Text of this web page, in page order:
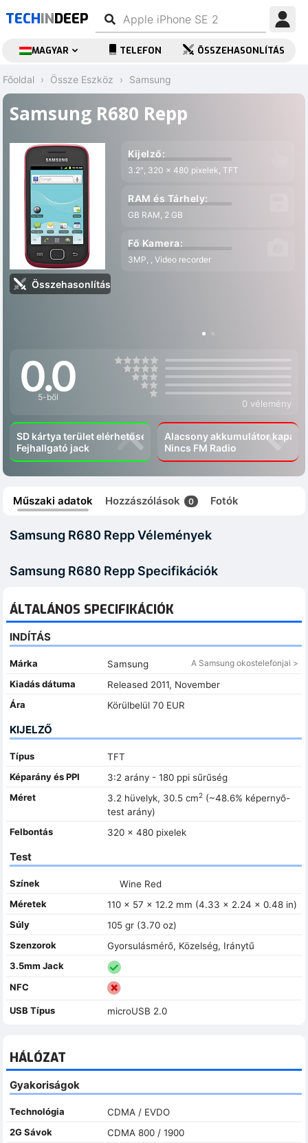
TECHINDEEP
MAGYAR TELEFON ÖSSZEHASONLÍTÁS
Főoldal Össze Eszköz Samsung
Samsung R680 Repp
Összehasonlítás
Kijelző:
3.2″, 320 x 480 pixelek, TFT
RAM és Tárhely:
GB RAM, 2 GB
Fő Kamera:
3MP, , Video recorder
0.0
5-ből
0 vélemény
SD kártya terület elérhetőség
Fejhallgató jack
Alacsony akkumulátor
Nincs FM Radio
Műszaki adatok Hozzászólások 0 Fotók
Samsung R680 Repp Vélemények
Samsung R680 Repp Specifikációk
ÁLTALÁNOS SPECIFIKÁCIÓK
INDÍTÁS
Márka Samsung A Samsung okostelefonjai >
Kiadás dátuma
Released 2011, November
Ára
Körülbelül 70 EUR
KIJELZŐ
Típus
TFT
Képarány és PPI
3:2 arány - 180 ppi sűrűség
Méret
3.2 hüvelyk, 30.5 cm2(~48.6% képernyő-
test arány)
Felbontás
320 x 480 pixelek
Test
Színek
Wine Red
Méretek
110 x 57 x 12.2 mm (4.33 x 2.24 x 0.48 in)
Súly
105 gr (3.70 oz)
Szenzorok
Gyorsulásmérő, Közelség, Iránytű
3.5mm Jack
NFC
USB Típus microUSB 2.0
HÁLÓZAT
Gyakoriságok
Technológia
CDMA / EVDO
2G Sávok
CDMA 800 / 1900